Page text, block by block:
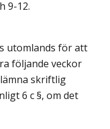
9-12.
utomlands för att
följande veckor
skriftlig
6 c §, om det